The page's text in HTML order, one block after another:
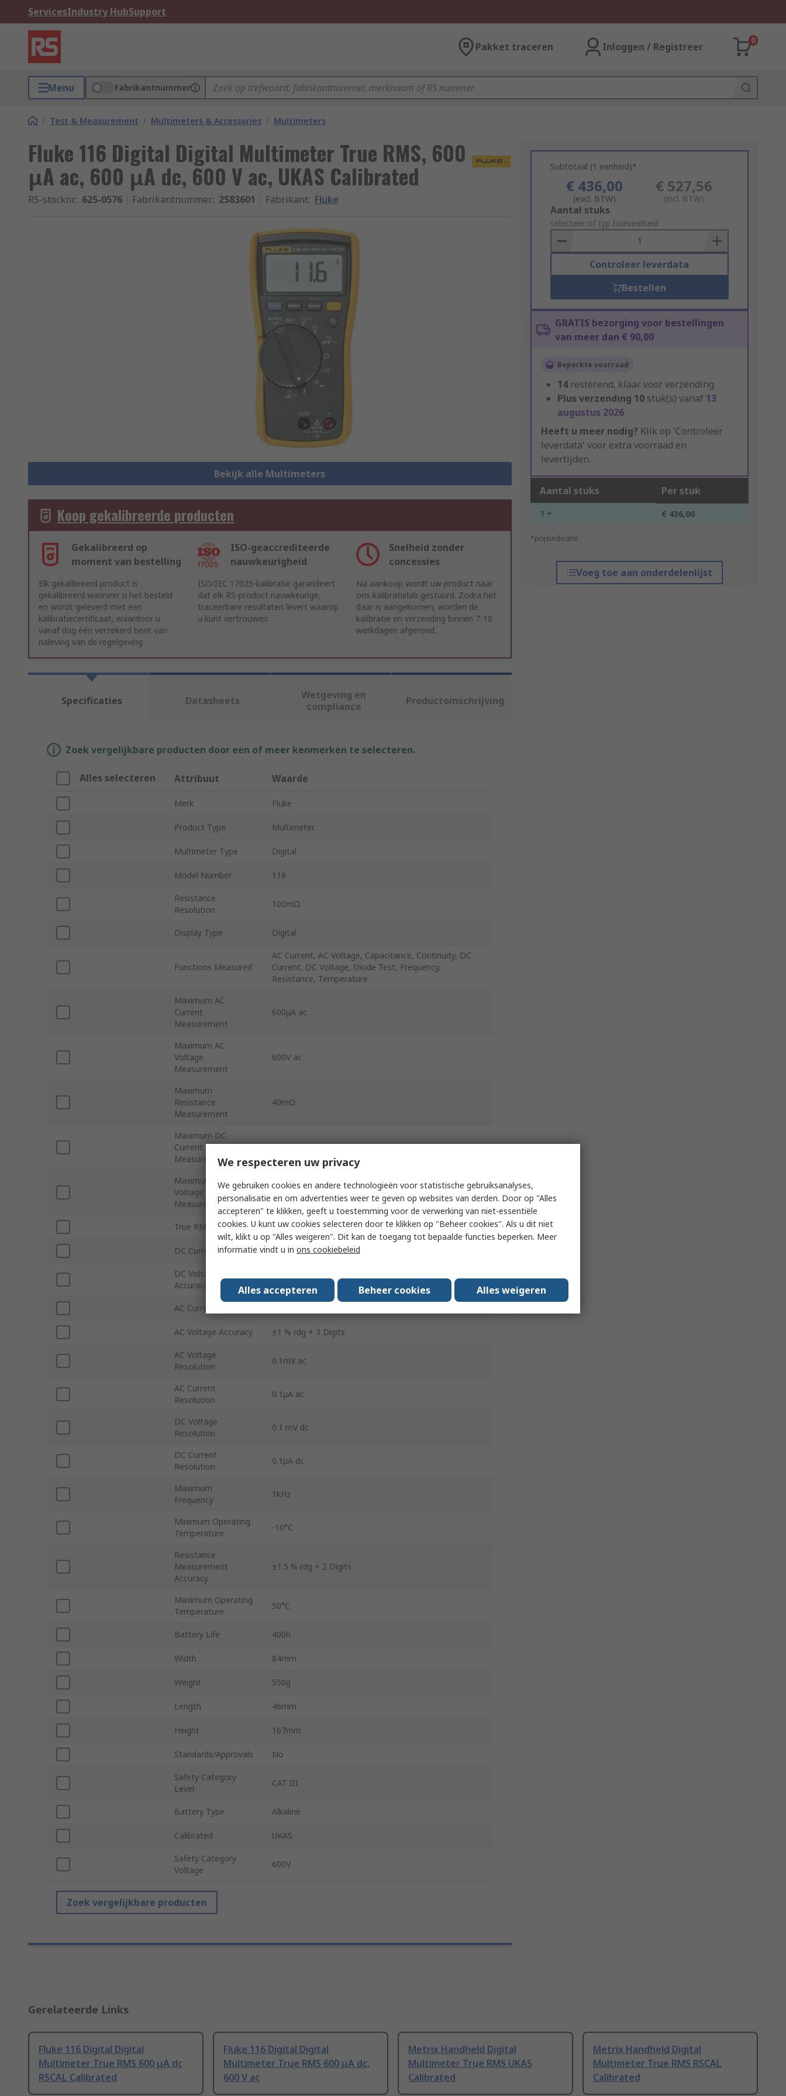
ServicesIndustry HubSupport
Pakket traceren Inloggen / Registreer
0
Menu Fabrikantnummer
/ Test & Measurement / Multimeters & Accessories / Multimeters
Fluke 116 Digital Digital Multimeter True RMS, 600
μA ac, 600 μA dc, 600 V ac, UKAS Calibrated
RS-stocknr.: 625-0576 Fabrikantnummer: 2583601 Fabrikant: Fluke
Bekijk alle Multimeters
Subtotaal (1 eenheid)*
€ 436,00
(excl. BTW)
€ 527,56
(incl. BTW)
Add
to
Basket
Aantal stuks
selecteer of typ hoeveelheid
Controleer leverdata
Bestellen
GRATIS bezorging voor bestellingen
van meer dan € 90,00
Beperkte voorraad
14 resterend, klaar voor verzending
Plus verzending 10 stuk(s) vanaf 13
augustus 2026
Heeft u meer nodig? Klik op 'Controleer
leverdata' voor extra voorraad en
levertijden.
Aantal stuks Per stuk
1 + € 436,00
*prijsindicatie
Voeg toe aan onderdelenlijst
Koop gekalibreerde producten
Gekalibreerd op
moment van bestelling
ISO-geaccrediteerde
nauwkeurigheid
Snelheid zonder
concessies
Elk gekalibreerd product is
gekalibreerd wanneer u het besteld
en wordt geleverd met een
kalibratiecertificaat, waardoor u
vanaf dag één verzekerd bent van
naleving van de regelgeving
ISO/IEC 17025-kalibratie garandeert
dat elk RS-product nauwkeurige,
traceerbare resultaten levert waarop
u kunt vertrouwen
Na aankoop wordt uw product naar
ons kalibratielab gestuurd. Zodra het
daar is aangekomen, worden de
kalibratie en verzending binnen 7-10
werkdagen afgerond.
Specificaties Datasheets
Wetgeving en
compliance
Productomschrijving
Zoek vergelijkbare producten door een of meer kenmerken te selecteren.
Alles selecteren Attribuut Waarde
Merk Fluke
Product Type Multimeter
Multimeter Type Digital
Model Number 116
Resistance
Resolution
100mΩ
Display Type Digital
Functions Measured
AC Current, AC Voltage, Capacitance, Continuity, DC
Current, DC Voltage, Diode Test, Frequency,
Resistance, Temperature
Maximum AC
Current
Measurement
600μA ac
Maximum AC
Voltage
Measurement
600V ac
Maximum
Resistance
Measurement
40mΩ
Maximum DC
Current
Measurement
600μA dc
Maximum DC
Voltage
Measurement
True RMS Yes
DC Current Accuracy ±1 % rdg + 2 Digits
DC Voltage
Accuracy
±0.5 % rdg + 2 Digits
AC Current Accuracy
AC Voltage Accuracy ±1 % rdg + 3 Digits
AC Voltage
Resolution
0.1mV ac
AC Current
Resolution
0.1μA ac
DC Voltage
Resolution
0.1 mV dc
DC Current
Resolution
0.1μA dc
Maximum
Frequency
1kHz
Minimum Operating
Temperature
-10°C
Resistance
Measurement
Accuracy
±1.5 % rdg + 2 Digits
Maximum Operating
Temperature
50°C
Battery Life 400h
Width 84mm
Weight 550g
Length 46mm
Height 167mm
Standards/Approvals No
Safety Category
Level
CAT III
Battery Type Alkaline
Calibrated UKAS
Safety Category
Voltage
600V
Zoek vergelijkbare producten
Gerelateerde Links
Fluke 116 Digital Digital
Multimeter True RMS 600 μA dc
RSCAL Calibrated
Fluke 116 Digital Digital
Multimeter True RMS 600 μA dc,
600 V ac
Metrix Handheld Digital
Multimeter True RMS UKAS
Calibrated
Metrix Handheld Digital
Multimeter True RMS RSCAL
Calibrated
We respecteren uw privacy
We gebruiken cookies en andere technologieën voor statistische gebruiksanalyses,
personalisatie en om advertenties weer te geven op websites van derden. Door op "Alles
accepteren" te klikken, geeft u toestemming voor de verwerking van niet-essentiële
cookies. U kunt uw cookies selecteren door te klikken op "Beheer cookies". Als u dit niet
wilt, klikt u op "Alles weigeren". Dit kan de toegang tot bepaalde functies beperken. Meer
informatie vindt u in ons cookiebeleid
Alles accepteren Beheer cookies Alles weigeren